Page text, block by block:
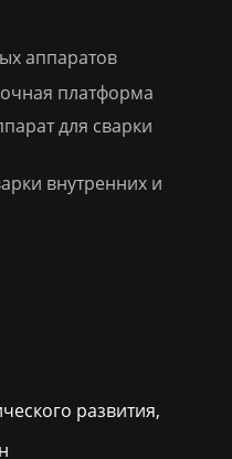
аппаратов
платформа
для сварки
внутренних и
развития,